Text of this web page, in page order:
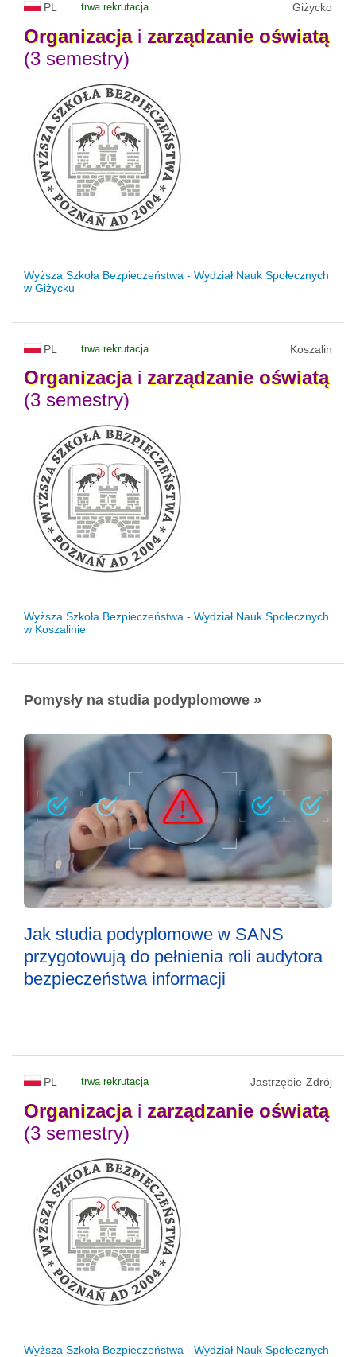
PL trwa rekrutacja Giżycko
Organizacjai zarządzanie oświatą
(3 semestry)
Wyższa Szkoła Bezpieczeństwa - Wydział Nauk Społecznych
w Giżycku
PL trwa rekrutacja Koszalin
Organizacjai zarządzanie oświatą
(3 semestry)
Wyższa Szkoła Bezpieczeństwa - Wydział Nauk Społecznych
w Koszalinie
Pomysły na studia podyplomowe »
Jak studia podyplomowe w SANS
przygotowują do pełnienia roli audytora
bezpieczeństwa informacji
PL trwa rekrutacja Jastrzębie-Zdrój
Organizacjai zarządzanie oświatą
(3 semestry)
Wyższa Szkoła Bezpieczeństwa - Wydział Nauk Społecznych